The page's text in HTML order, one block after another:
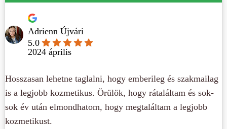
Adrienn Újvári
5.0
2024 április
Hosszasan lehetne taglalni, hogy emberileg és szakmailag
is a legjobb kozmetikus. Örülök, hogy rátaláltam és sok-
sok év után elmondhatom, hogy megtaláltam a legjobb
kozmetikust.